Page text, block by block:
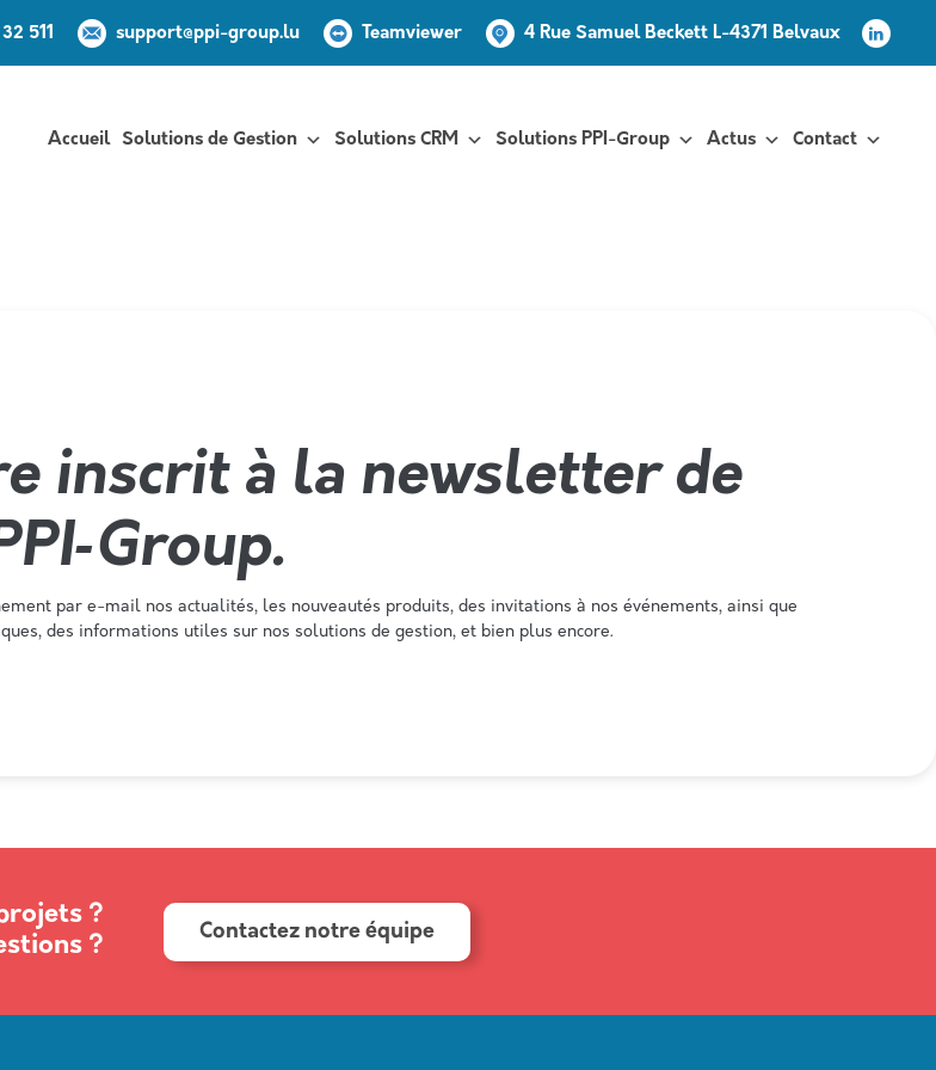
511 support@ppi-group.lu Teamviewer 4 Rue Samuel Beckett L-4371 Belvaux
Accueil Solutions de Gestion Solutions CRM Solutions PPI-Group Actus Contact
inscrit à la newsletter de
par e-mail nos actualités, les nouveautés produits, des invitations à nos événements, ainsi que
des informations utiles sur nos solutions de gestion, et bien plus encore.
?
?
Contactez notre équipe